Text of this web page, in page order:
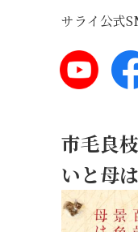
サライ公式
市毛良
いと母